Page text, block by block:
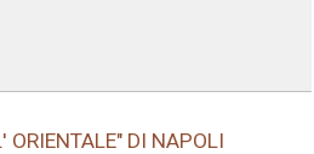
ORIENTALE" DI NAPOLI